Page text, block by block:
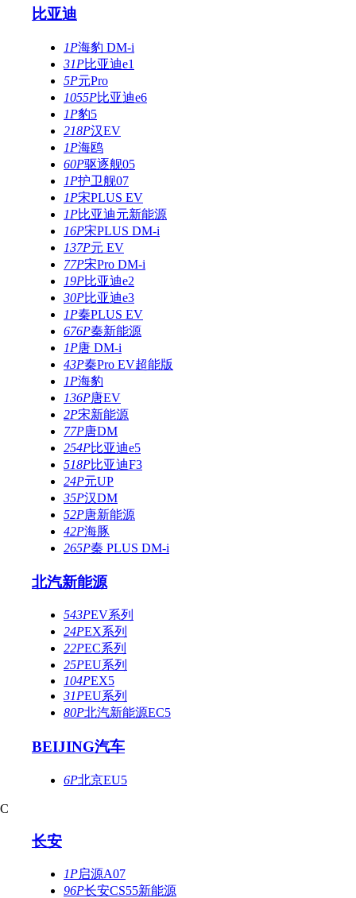
比亚迪
1P海豹 DM-i
31P比亚迪e1
5P元Pro
1055P比亚迪e6
1P豹5
218P汉EV
1P海鸥
60P驱逐舰05
1P护卫舰07
1P宋PLUS EV
1P比亚迪元新能源
16P宋PLUS DM-i
137P元 EV
77P宋Pro DM-i
19P比亚迪e2
30P比亚迪e3
1P秦PLUS EV
676P秦新能源
1P唐 DM-i
43P秦Pro EV超能版
1P海豹
136P唐EV
2P宋新能源
77P唐DM
254P比亚迪e5
518P比亚迪F3
24P元UP
35P汉DM
52P唐新能源
42P海豚
265P秦 PLUS DM-i
北汽新能源
543PEV系列
24PEX系列
22PEC系列
25PEU系列
104PEX5
31PEU系列
80P北汽新能源EC5
BEIJING汽车
6P北京EU5
C
长安
1P启源A07
96P长安CS55新能源